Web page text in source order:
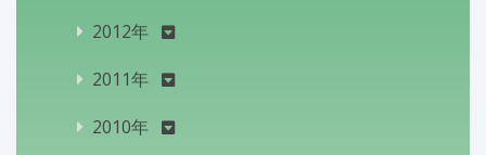
2012年
2011年
2010年